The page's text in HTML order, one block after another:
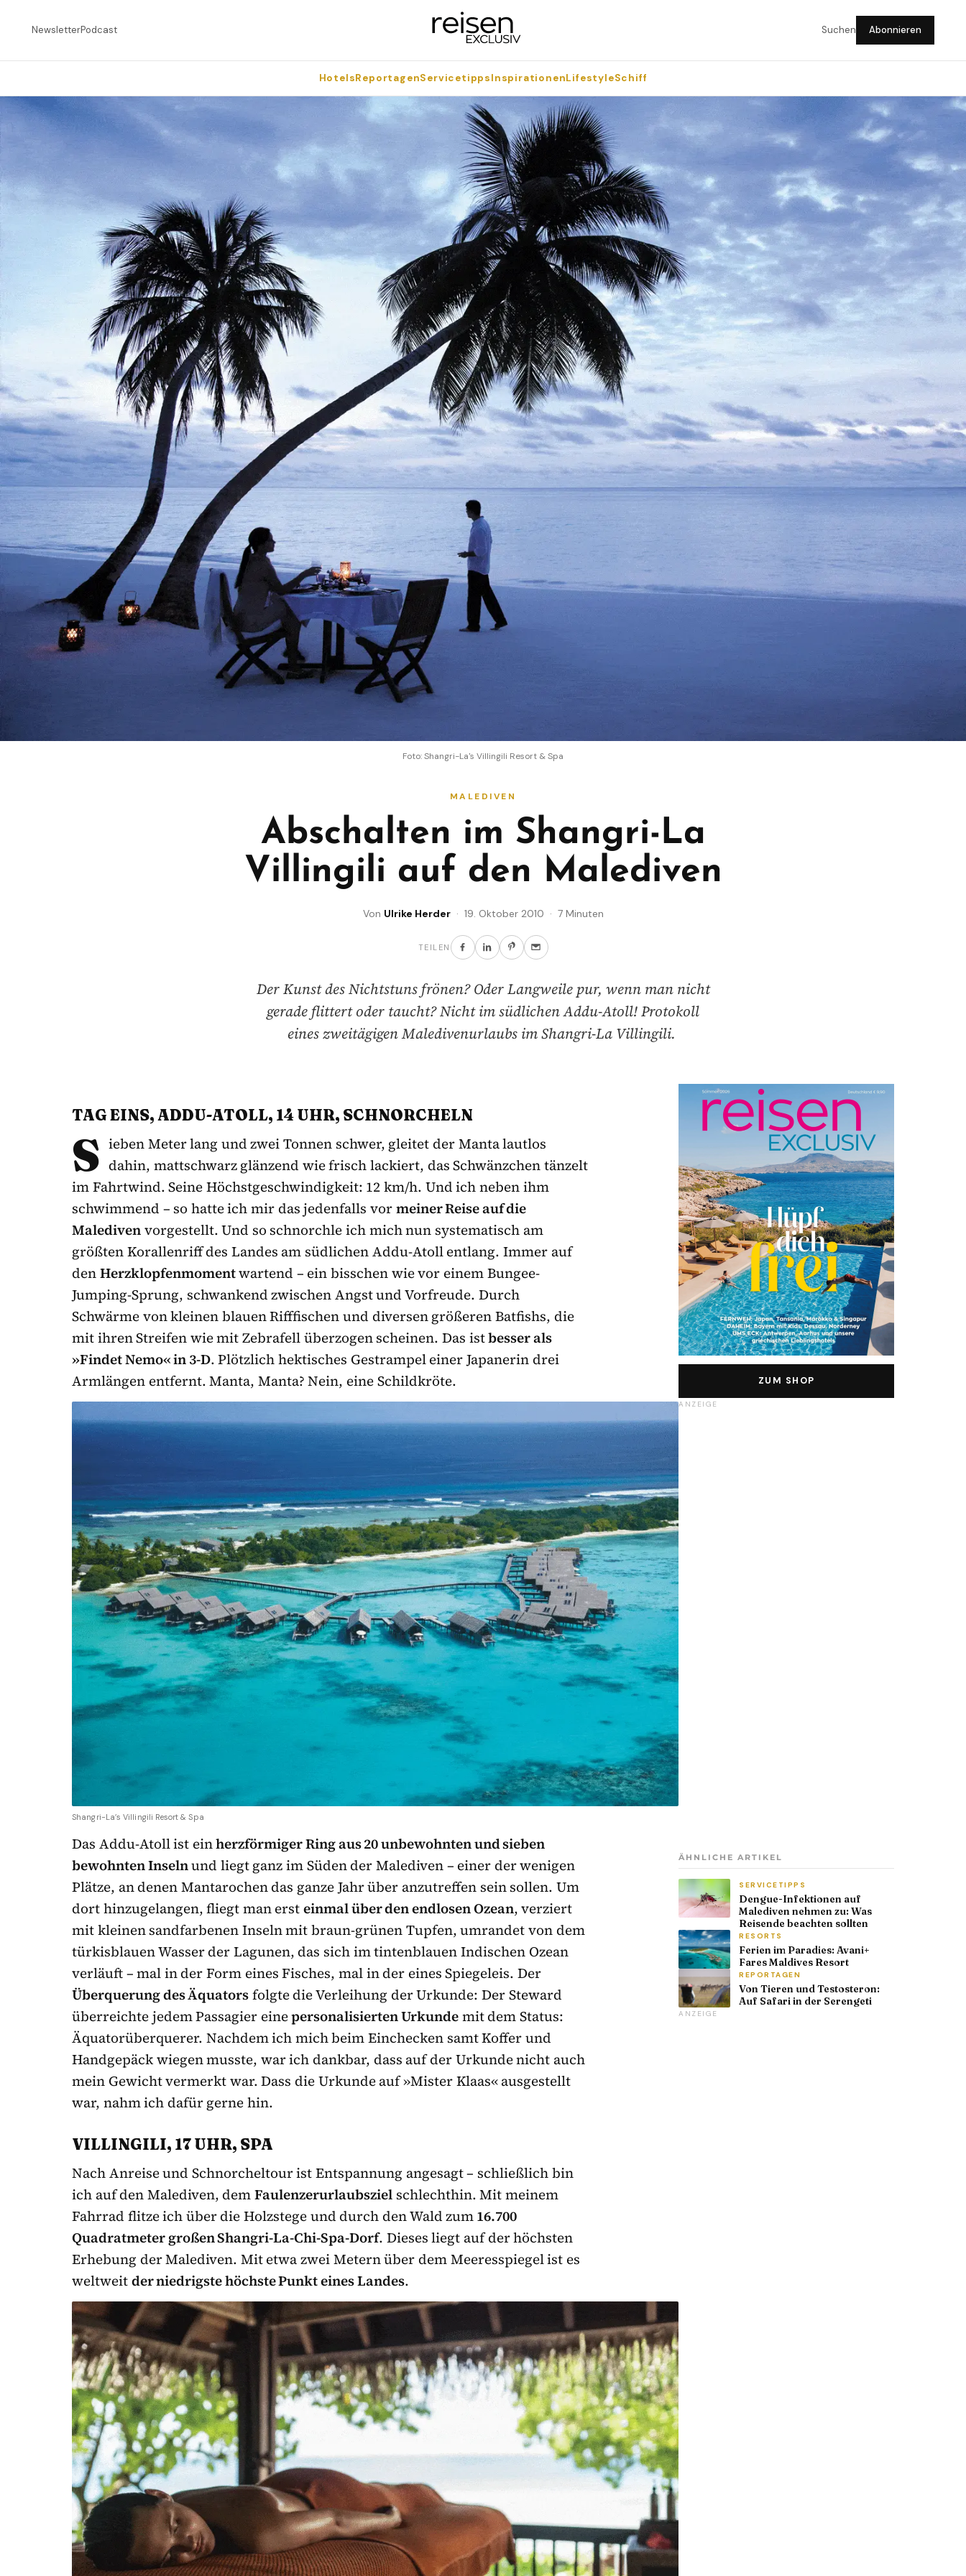
NewsletterPodcast Suchen Abonnieren
HotelsReportagenServicetippsInspirationenLifestyleSchiff
Foto: Shangri-La's Villingili Resort & Spa
MALEDIVEN
Abschalten im Shangri-La
Villingili auf den Malediven
Von Ulrike Herder· 19. Oktober 2010 · 7 Minuten
TEILEN
Der Kunst des Nichtstuns frönen? Oder Langweile pur, wenn man nicht
gerade flittert oder taucht? Nicht im südlichen Addu-Atoll! Protokoll
eines zweitägigen Maledivenurlaubs im Shangri-La Villingili.
TAG EINS, ADDU-ATOLL, 14 UHR, SCHNORCHELN
S ieben Meter lang und zwei Tonnen schwer, gleitet der Manta lautlos
dahin, mattschwarz glänzend wie frisch lackiert, das Schwänzchen tänzelt
im Fahrtwind. Seine Höchstgeschwindigkeit: 12 km/h. Und ich neben ihm
schwimmend – so hatte ich mir das jedenfalls vormeiner Reise auf die
Maledivenvorgestellt. Und so schnorchle ich mich nun systematisch am
größten Korallenriff des Landes am südlichen Addu-Atoll entlang. Immer auf
denHerzklopfenmomentwartend – ein bisschen wie vor einem Bungee-
Jumping-Sprung, schwankend zwischen Angst und Vorfreude. Durch
Schwärme von kleinen blauen Rifffischen und diversen größeren Batfishs, die
mit ihren Streifen wie mit Zebrafell überzogen scheinen. Das istbesser als
»Findet Nemo« in 3-D. Plötzlich hektisches Gestrampel einer Japanerin drei
Armlängen entfernt. Manta, Manta? Nein, eine Schildkröte.
Shangri-La’s Villingili Resort & Spa
Das Addu-Atoll ist einherzförmiger Ring aus 20 unbewohnten und sieben
bewohnten Inselnund liegt ganz im Süden der Malediven – einer der wenigen
Plätze, an denen Mantarochen das ganze Jahr über anzutreffen sein sollen. Um
dort hinzugelangen, fliegt man ersteinmal über den endlosen Ozean, verziert
mit kleinen sandfarbenen Inseln mit braun-grünen Tupfen, umrandet von dem
türkisblauen Wasser der Lagunen, das sich im tintenblauen Indischen Ozean
verläuft – mal in der Form eines Fisches, mal in der eines Spiegeleis. Der
Überquerung des Äquatorsfolgte die Verleihung der Urkunde: Der Steward
überreichte jedem Passagier einepersonalisierten Urkundemit dem Status:
Äquatorüberquerer. Nachdem ich mich beim Einchecken samt Koffer und
Handgepäck wiegen musste, war ich dankbar, dass auf der Urkunde nicht auch
mein Gewicht vermerkt war. Dass die Urkunde auf »Mister Klaas« ausgestellt
war, nahm ich dafür gerne hin.
VILLINGILI, 17 UHR, SPA
Nach Anreise und Schnorcheltour ist Entspannung angesagt – schließlich bin
ich auf den Malediven, demFaulenzerurlaubsziel schlechthin. Mit meinem
Fahrrad flitze ich über die Holzstege und durch den Wald zum16.700
Quadratmeter großen Shangri-La-Chi-Spa-Dorf. Dieses liegt auf der höchsten
Erhebung der Malediven. Mit etwa zwei Metern über dem Meeresspiegel ist es
weltweitder niedrigste höchste Punkt eines Landes.
ZUM SHOP
ANZEIGE
ÄHNLICHE ARTIKEL
SERVICETIPPS
Dengue-Infektionen auf
Malediven nehmen zu: Was
Reisende beachten sollten
RESORTS
Ferien im Paradies: Avani+
Fares Maldives Resort
REPORTAGEN
Von Tieren und Testosteron:
Auf Safari in der Serengeti
ANZEIGE